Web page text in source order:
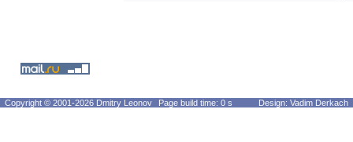
Copyright © 2001-2026 Dmitry Leonov Page build time: 0 s Design: Vadim Derkach